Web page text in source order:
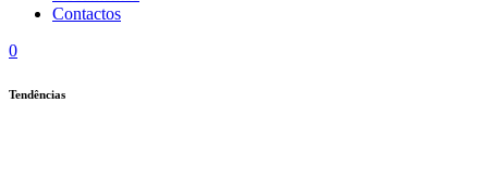
Contactos
0
Tendências